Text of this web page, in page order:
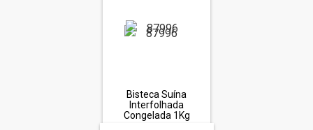
Bisteca Suína
Interfolhada
Congelada 1Kg